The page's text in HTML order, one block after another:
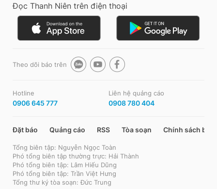
Đọc Thanh Niên trên điện thoại
Theo dõi báo trên
Hotline
0906 645 777
Liên hệ quảng cáo
0908 780 404
Đặt báo Quảng cáo RSS Tòa soạn Chính sách bảo
Tổng biên tập: Nguyễn Ngọc Toàn
Phó tổng biên tập thường trực: Hải Thành
Phó tổng biên tập: Lâm Hiếu Dũng
Phó tổng biên tập: Trần Việt Hưng
Tổng thư ký tòa soạn: Đức Trung